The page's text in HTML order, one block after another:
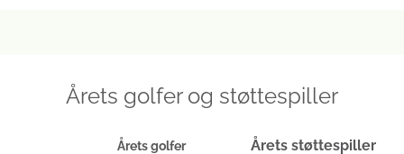
Årets golfer og støttespiller
Årets golfer Årets støttespiller